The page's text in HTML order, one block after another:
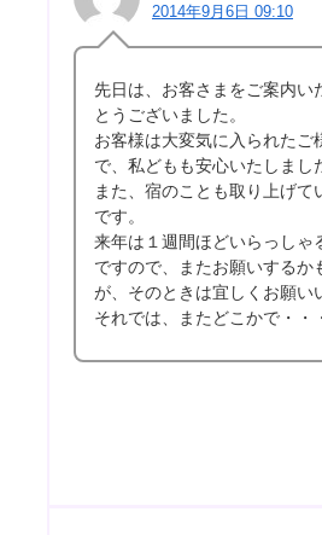
2014年9月6日 09:10
先日は、お客さまをご案内い
とうございました。
お客様は大変気に入られたご
で、私どもも安心いたしまし
また、宿のことも取り上げて
です。
来年は１週間ほどいらっしゃ
ですので、またお願いするか
が、そのときは宜しくお願い
それでは、またどこかで・・